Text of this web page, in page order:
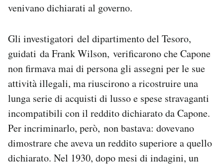
venivano dichiarati al governo.
Gli investigatori del dipartimento del Tesoro,
guidati da Frank Wilson, verificarono che Capone
non firmava mai di persona gli assegni per le sue
attività illegali, ma riuscirono a ricostruire una
lunga serie di acquisti di lusso e spese stravaganti
incompatibili con il reddito dichiarato da Capone.
Per incriminarlo, però, non bastava: dovevano
dimostrare che aveva un reddito superiore a quello
dichiarato. Nel 1930, dopo mesi di indagini, un